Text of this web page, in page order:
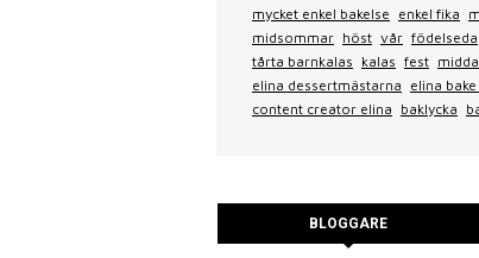
mycket enkel bakelse enkel fika
midsommar höst vår
tårta barnkalas kalas fest
elina dessertmästarna elina
content creator elina baklycka
BLOGGARE